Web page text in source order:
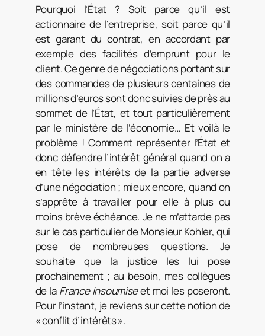
Pourquoi l’État ? Soit parce qu’il est
actionnaire de l’entreprise, soit parce qu’il
est garant du contrat, en accordant par
exemple des facilités d’emprunt pour le
client. Ce genre de négociations portant sur
des commandes de plusieurs centaines de
millions d’euros sont donc suivies de près au
sommet de l’État, et tout particulièrement
par le ministère de l’économie… Et voilà le
problème ! Comment représenter l’État et
donc défendre l’intérêt général quand on a
en tête les intérêts de la partie adverse
d’une négociation ; mieux encore, quand on
s’apprête à travailler pour elle à plus ou
moins brève échéance. Je ne m’attarde pas
sur le cas particulier de Monsieur Kohler, qui
pose de nombreuses questions. Je
souhaite que la justice les lui pose
prochainement ; au besoin, mes collègues
de la France insoumiseet moi les poseront.
Pour l’instant, je reviens sur cette notion de
« conflit d’intérêts ».